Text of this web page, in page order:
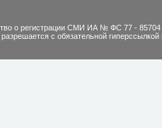
о регистрации СМИ ИА № ФС 77 - 85704
с обязательной гиперссылкой